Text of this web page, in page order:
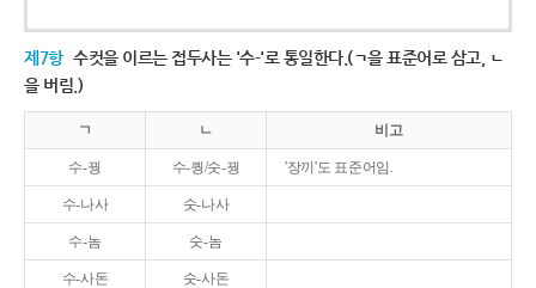
제7항 수컷을 이르는 접두사는 '수-'로 통일한다.(ㄱ을 표준어로 삼고, ㄴ
을 버림.)
ㄱ ㄴ 비고
수-꿩 수-퀑/숫-꿩 '장끼'도 표준어임.
수-나사 숫-나사
수-놈 숫-놈
수-사돈 숫-사돈